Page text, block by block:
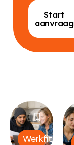
Start
aanvraag
Werkfit